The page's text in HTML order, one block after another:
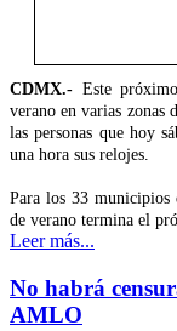
CDMX.- Este
verano en varias zonas
las personas que hoy
una hora sus relojes.
Para los 33
de verano termina el
Leer más...
No habrá
AMLO